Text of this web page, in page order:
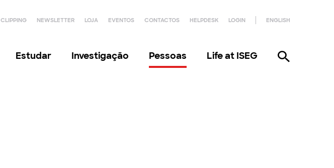
CLIPPING NEWSLETTER LOJA EVENTOS CONTACTOS HELPDESK LOGIN ENGLISH
Estudar Investigação Pessoas Life at ISEG